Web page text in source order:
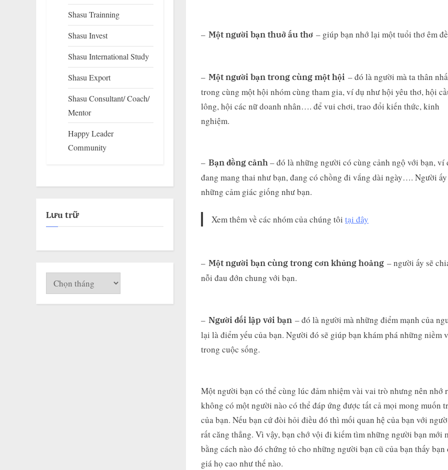
– Một người bạn thuở ấu thơ – giúp bạn nhớ lại một tuổi thơ êm
– Một người bạn trong cùng một hội – đó là người mà ta thân
trong cùng một hội nhóm cùng tham gia, ví dụ như hội yêu thơ, hội
lông, hội các nữ doanh nhân…. để vui chơi, trao đổi kiến thức, kinh
nghiệm.
– Bạn đồng cảnh– đó là những người có cùng cảnh ngộ với bạn, ví
đang mang thai như bạn, đang có chồng đi vắng dài ngày…. Người ấy
những cảm giác giống như bạn.
Xem thêm về các nhóm của chúng tôitại đây
– Một người bạn cùng trong cơn khủng hoảng – người ấy sẽ
nỗi đau đớn chung với bạn.
– Người đối lập với bạn – đó là người mà những điểm mạnh của
lại là điểm yếu của bạn. Người đó sẽ giúp bạn khám phá những niềm
trong cuộc sống.
Một người bạn có thể cùng lúc đảm nhiệm vài vai trò nhưng nên nhớ
không có một người nào có thể đáp ứng được tất cả mọi mong muốn
của bạn. Nếu bạn cứ đòi hỏi điều đó thì mối quan hệ của bạn với
rất căng thẳng. Vì vậy, bạn chớ vội đi kiếm tìm những người bạn mới
bằng cách nào đó chứng tỏ cho những người bạn cũ của bạn thấy bạn
giá họ cao như thế nào.
Shasu Trainning
Shasu Invest
Shasu International Study
Shasu Export
Shasu Consultant/ Coach/
Mentor
Happy Leader
Community
Lưu trữ
Lưu
trữ